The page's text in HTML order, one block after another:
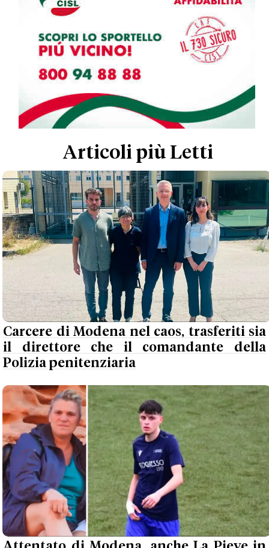
Articoli più Letti
Carcere di Modena nel caos, trasferiti sia
il direttore che il comandante della
Polizia penitenziaria